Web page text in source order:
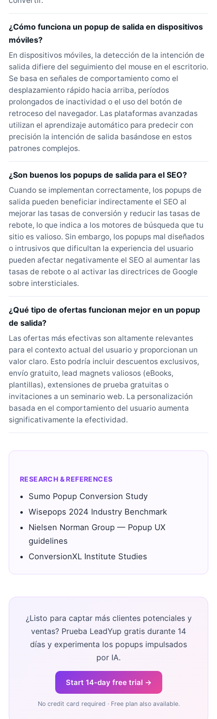
¿Cómo funciona un popup de salida en dispositivos
móviles?
En dispositivos móviles, la detección de la intención de
salida difiere del seguimiento del mouse en el escritorio.
Se basa en señales de comportamiento como el
desplazamiento rápido hacia arriba, períodos
prolongados de inactividad o el uso del botón de
retroceso del navegador. Las plataformas avanzadas
utilizan el aprendizaje automático para predecir con
precisión la intención de salida basándose en estos
patrones complejos.
¿Son buenos los popups de salida para el SEO?
Cuando se implementan correctamente, los popups de
salida pueden beneficiar indirectamente el SEO al
mejorar las tasas de conversión y reducir las tasas de
rebote, lo que indica a los motores de búsqueda que tu
sitio es valioso. Sin embargo, los popups mal diseñados
o intrusivos que dificultan la experiencia del usuario
pueden afectar negativamente el SEO al aumentar las
tasas de rebote o al activar las directrices de Google
sobre intersticiales.
¿Qué tipo de ofertas funcionan mejor en un popup
de salida?
Las ofertas más efectivas son altamente relevantes
para el contexto actual del usuario y proporcionan un
valor claro. Esto podría incluir descuentos exclusivos,
envío gratuito, lead magnets valiosos (eBooks,
plantillas), extensiones de prueba gratuitas o
invitaciones a un seminario web. La personalización
basada en el comportamiento del usuario aumenta
significativamente la efectividad.
RESEARCH & REFERENCES
Sumo Popup Conversion Study
Wisepops 2024 Industry Benchmark
Nielsen Norman Group — Popup UX
guidelines
ConversionXL Institute Studies
¿Listo para captar más clientes potenciales y
ventas? Prueba LeadYup gratis durante 14
días y experimenta los popups impulsados
por IA.
Start 14-day free trial →
No credit card required · Free plan also available.